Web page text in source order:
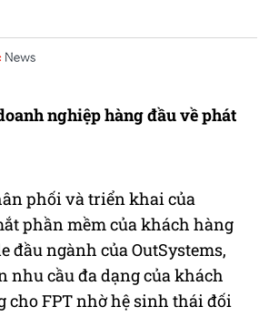
nghiệp hàng đầu về phát
phối và triển khai của
phần mềm của khách hàng
ngành của OutSystems,
nhu cầu đa dạng của khách
cho FPT nhờ hệ sinh thái đối